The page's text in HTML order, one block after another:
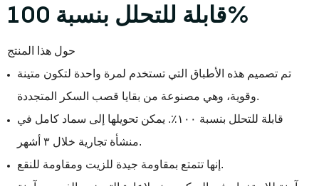
قابلة للتحلل بنسبة 100%
حول هذا المنتج
تم تصميم هذه الأطباق التي تستخدم لمرة واحدة لتكون متينة
وقوية، وهي مصنوعة من بقايا قصب السكر المتجددة.
قابلة للتحلل بنسبة ١٠٠٪. يمكن تحويلها إلى سماد كامل في
منشأة تجارية خلال ٣ أشهر.
إنها تتمتع بمقاومة جيدة للزيت ومقاومة للنقع.